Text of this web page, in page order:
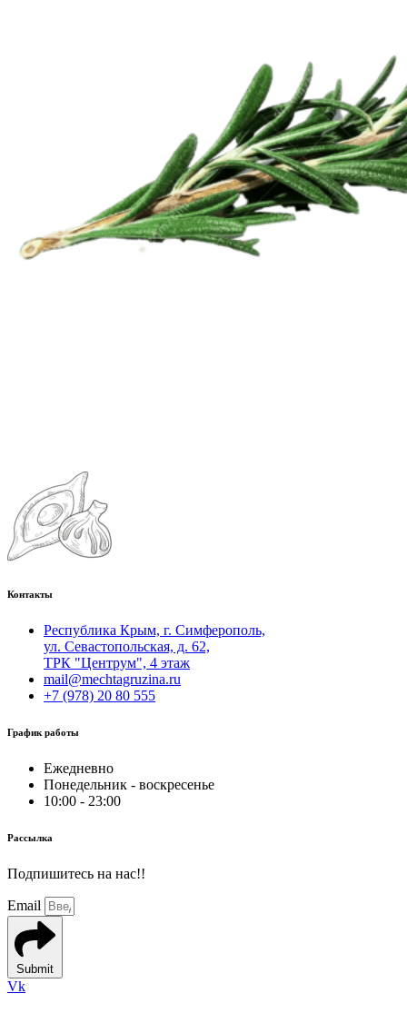
Контакты
Республика Крым, г. Симферополь,
ул. Севастопольская, д. 62,
ТРК "Центрум", 4 этаж
mail@mechtagruzina.ru
+7 (978) 20 80 555
График работы
Ежедневно
Понедельник - воскресенье
10:00 - 23:00
Рассылка
Подпишитесь на нас!!
Email
Submit
Vk